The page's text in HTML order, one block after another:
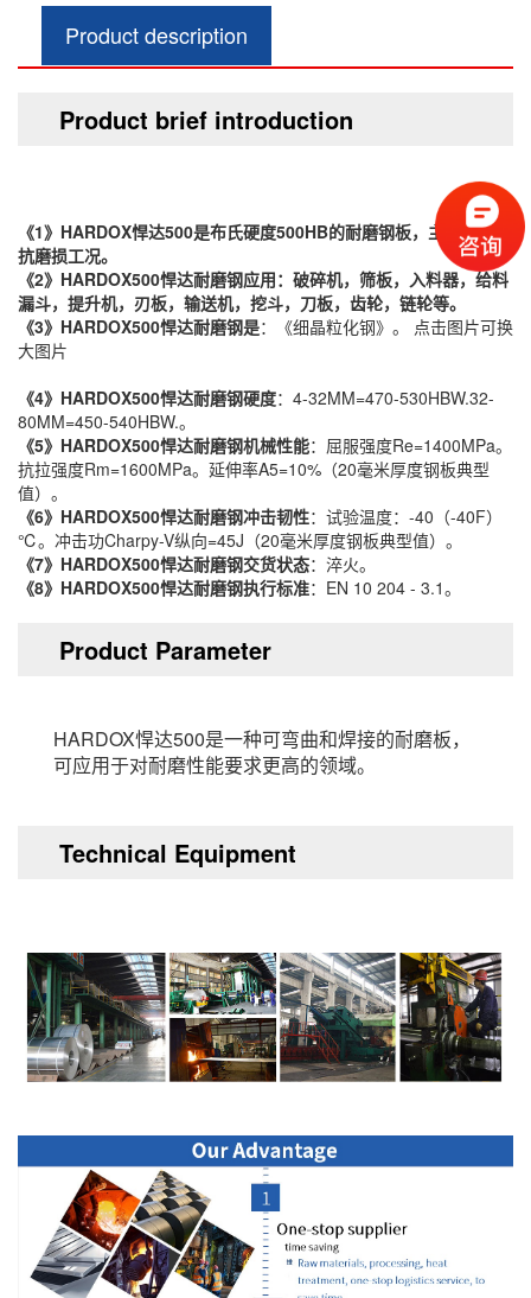
Product description
Product brief introduction
《1》 HARDOX悍达500是布氏硬度500HB的耐磨钢板，主要应用于
抗磨损工况。
《2》HARDOX500悍达耐磨钢应用：破碎机，筛板，入料器，给料
漏斗，提升机，刃板，输送机，挖斗，刀板，齿轮，链轮等。
《3》 HARDOX500悍达耐磨钢是：《细晶粒化钢》。 点击图片可换
大图片
《4》 HARDOX500悍达耐磨钢硬度：4-32MM=470-530HBW.32-
80MM=450-540HBW.。
《5》 HARDOX500悍达耐磨钢机械性能：屈服强度Re=1400MPa。
抗拉强度Rm=1600MPa。延伸率A5=10%（20毫米厚度钢板典型
值）。
《6》 HARDOX500悍达耐磨钢冲击韧性：试验温度：-40（-40F）
℃。冲击功Charpy-V纵向=45J（20毫米厚度钢板典型值）。
《7》 HARDOX500悍达耐磨钢交货状态：淬火。
《8》 HARDOX500悍达耐磨钢执行标准：EN 10 204 - 3.1。
Product Parameter
HARDOX悍达500是一种可弯曲和焊接的耐磨板，
可应用于对耐磨性能要求更高的领域。
Technical Equipment